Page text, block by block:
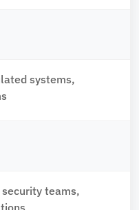
systems,
teams,